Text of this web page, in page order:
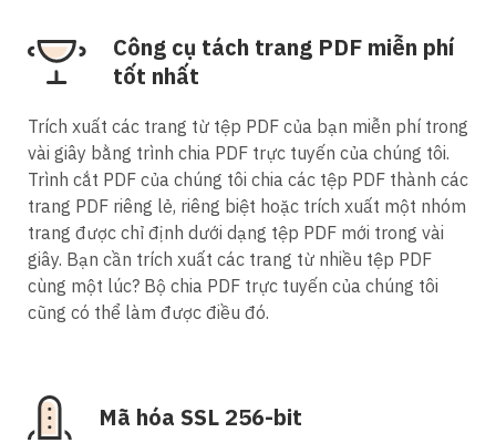
Công cụ tách trang PDF miễn phí
tốt nhất
Trích xuất các trang từ tệp PDF của bạn miễn phí trong
vài giây bằng trình chia PDF trực tuyến của chúng tôi.
Trình cắt PDF của chúng tôi chia các tệp PDF thành các
trang PDF riêng lẻ, riêng biệt hoặc trích xuất một nhóm
trang được chỉ định dưới dạng tệp PDF mới trong vài
giây. Bạn cần trích xuất các trang từ nhiều tệp PDF
cùng một lúc? Bộ chia PDF trực tuyến của chúng tôi
cũng có thể làm được điều đó.
Mã hóa SSL 256-bit